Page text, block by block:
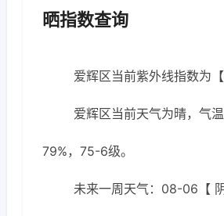
晒指数查询
爱辉区当前紫外线指数为【
爱辉区当前天气为晴，气
79%，75-6级。
未来一周天气：08-06【